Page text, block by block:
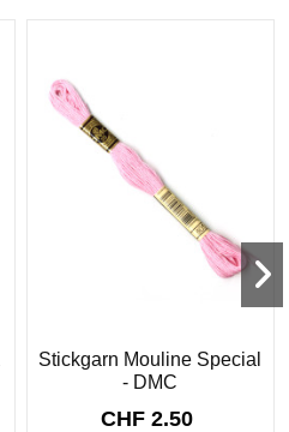
Stickgarn Mouline Special
- DMC
CHF 2.50